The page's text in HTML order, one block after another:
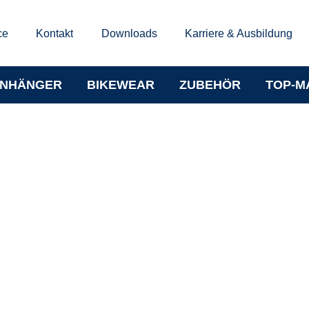
Kontakt Downloads Karriere & Ausbildung
BIKEWEAR ZUBEHÖR TOP-